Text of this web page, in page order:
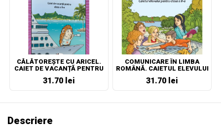
CĂLĂTOREȘTE CU ARICEL.
CAIET DE VACANȚĂ PENTRU
31.70 lei
COMUNICARE ÎN LIMBA
ROMÂNĂ. CAIETUL ELEVULUI
31.70 lei
Descriere